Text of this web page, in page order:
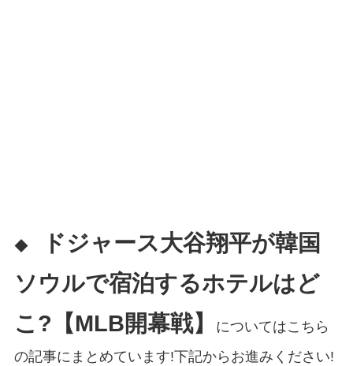
◆
ドジャース大谷翔平が韓国
ソウルで宿泊するホテルはど
こ?【MLB開幕戦】
についてはこちら
の記事にまとめています!下記からお進みください!